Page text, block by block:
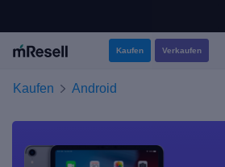
Kaufen Verkaufen
Kaufen Android